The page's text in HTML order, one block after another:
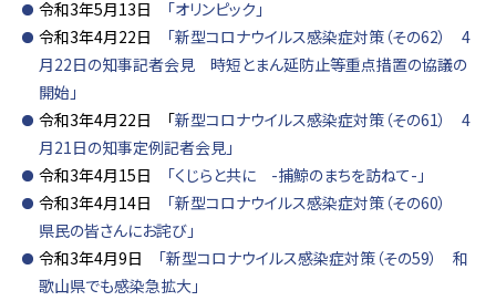
令和3年5月13日 「オリンピック」
令和3年4月22日 「新型コロナウイルス感染症対策（その62） 4
月22日の知事記者会見 時短とまん延防止等重点措置の協議の
開始」
令和3年4月22日 「新型コロナウイルス感染症対策（その61） 4
月21日の知事定例記者会見」
令和3年4月15日 「くじらと共に -捕鯨のまちを訪ねて-」
令和3年4月14日 「新型コロナウイルス感染症対策（その60）
県民の皆さんにお詫び」
令和3年4月9日 「新型コロナウイルス感染症対策（その59） 和
歌山県でも感染急拡大」